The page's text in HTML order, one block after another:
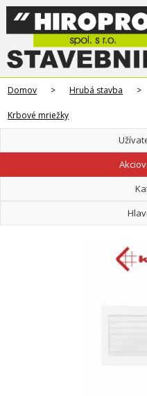
Domov > Hrubá stavba >
Krbové mriežky